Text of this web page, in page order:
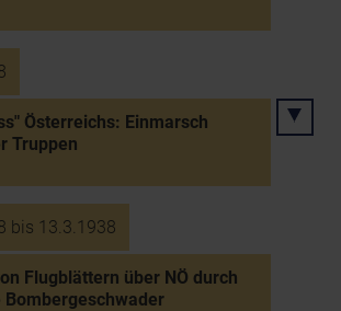
Österreichs: Einmarsch
Truppen
bis 13.3.1938
Flugblättern über NÖ durch
Bombergeschwader